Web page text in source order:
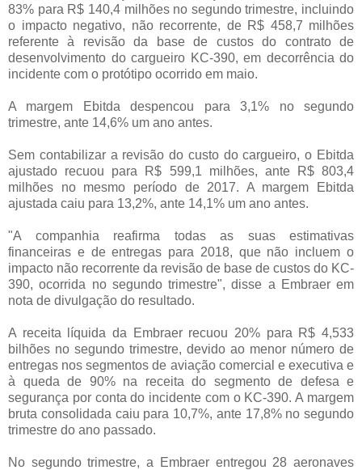
83% para R$ 140,4 milhões no segundo trimestre, incluindo
o impacto negativo, não recorrente, de R$ 458,7 milhões
referente à revisão da base de custos do contrato de
desenvolvimento do cargueiro KC-390, em decorrência do
incidente com o protótipo ocorrido em maio.
A margem Ebitda despencou para 3,1% no segundo
trimestre, ante 14,6% um ano antes.
Sem contabilizar a revisão do custo do cargueiro, o Ebitda
ajustado recuou para R$ 599,1 milhões, ante R$ 803,4
milhões no mesmo período de 2017. A margem Ebitda
ajustada caiu para 13,2%, ante 14,1% um ano antes.
"A companhia reafirma todas as suas estimativas
financeiras e de entregas para 2018, que não incluem o
impacto não recorrente da revisão de base de custos do KC-
390, ocorrida no segundo trimestre", disse a Embraer em
nota de divulgação do resultado.
A receita líquida da Embraer recuou 20% para R$ 4,533
bilhões no segundo trimestre, devido ao menor número de
entregas nos segmentos de aviação comercial e executiva e
à queda de 90% na receita do segmento de defesa e
segurança por conta do incidente com o KC-390. A margem
bruta consolidada caiu para 10,7%, ante 17,8% no segundo
trimestre do ano passado.
No segundo trimestre, a Embraer entregou 28 aeronaves